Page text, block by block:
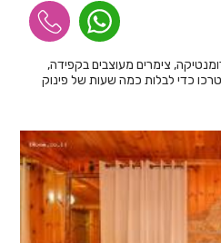
צימרים מעוצבים בקפידה,
כדי לבלות כמה שעות של פינוק